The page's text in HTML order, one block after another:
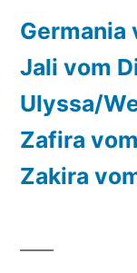
Germania
Jali vom
Ulyssa/
Zafira
Zakira